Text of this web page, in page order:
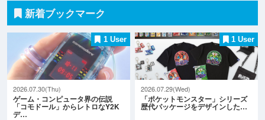
新着ブックマーク
1 User
2026.07.30(Thu)
ゲーム・コンピュータ界の伝説
「コモドール」からレトロなY2K
デ…
1 User
2026.07.29(Wed)
「ポケットモンスター」シリーズ
歴代パッケージをデザインした…